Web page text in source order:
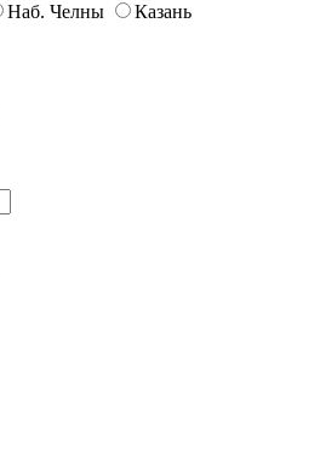
Наб. Челны Казань